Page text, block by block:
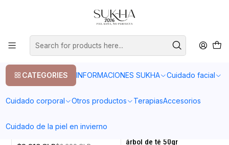
CATEGORIES INFORMACIONES SUKHA Cuidado facial
Cuidado corporal Otros productos TerapiasAccesorios
Cuidado de la piel en invierno
20% en tu primera compra con el codigo COMPRA1
-15%
Jabón de calendula 50gr
árbol de té 50gr